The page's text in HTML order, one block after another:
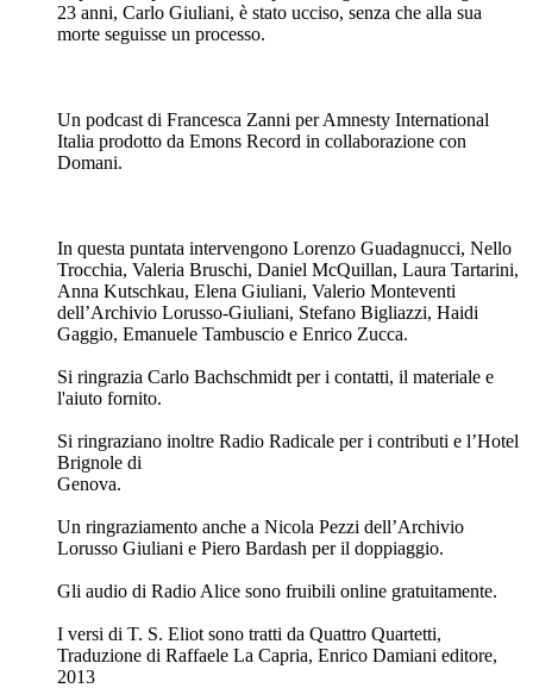
Quali sono state le conseguenze del G8 di Genova? 25 anni
dopo, che cosa hanno lasciato nelle persone e nel nostro Paese
desaparecide dentro le carceri provvisorie di Forte San
Giuliano e di Bolzaneto? Giorni in cui sono state fabbricate
prove false, gli ideali del movimento No global sono stati
Un podcast di Francesca Zanni per Amnesty International
Italia prodotto da Emons Record in collaborazione con
In questa puntata intervengono Lorenzo Guadagnucci, Nello
Trocchia, Valeria Bruschi, Daniel McQuillan, Laura Tartarini,
Anna Kutschkau, Elena Giuliani, Valerio Monteventi
Gaggio, Emanuele Tambuscio e Enrico Zucca.
l'aiuto fornito.
Si ringraziano inoltre Radio Radicale per i contributi e l’Hotel
Brignole di
Genova.